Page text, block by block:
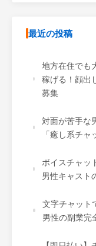
最近の投稿
地方在住でも
稼げる！顔出
募集
対面が苦手な
「癒し系チ
ボイスチャッ
男性キャスト
文字チャット
男性の副業完